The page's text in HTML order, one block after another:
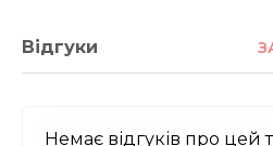
Відгуки
Немає відгуків про цей